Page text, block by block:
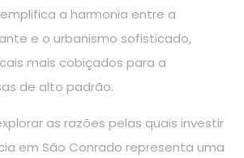
a harmonia entre a
e o urbanismo sofisticado,
mais cobiçados para a
de alto padrão.
as razões pelas quais investir
em São Conrado representa uma